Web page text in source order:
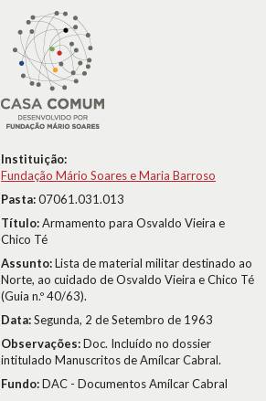
Instituição:
Fundação Mário Soares e Maria Barroso
Pasta:07061.031.013
Título:Armamento para Osvaldo Vieira e
Chico Té
Assunto:Lista de material militar destinado ao
Norte, ao cuidado de Osvaldo Vieira e Chico Té
(Guia n.º 40/63).
Data:Segunda, 2 de Setembro de 1963
Observações:Doc. Incluído no dossier
intitulado Manuscritos de Amílcar Cabral.
Fundo:DAC - Documentos Amílcar Cabral